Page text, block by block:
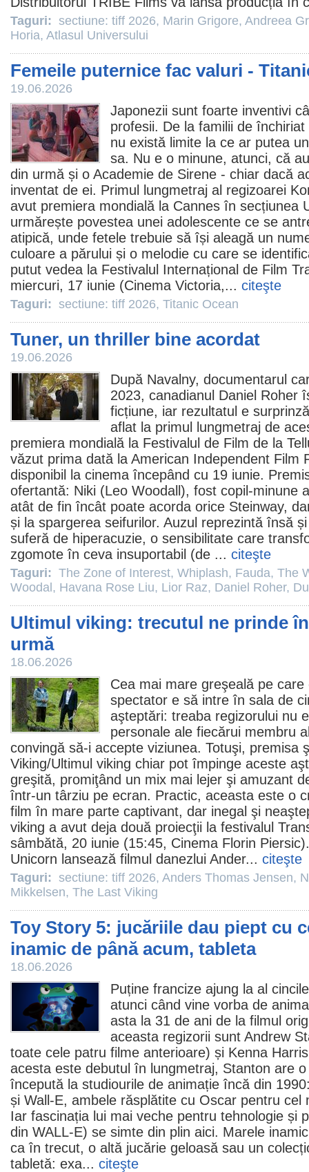
Taguri: sectiune: tiff 2026, Marin Grigore, Andreea
Horia, Atlasul Universului
Femeile puternice fac valuri -
19.06.2026
Japonezii sunt foarte inventivi
profesii. De la familii de
nu există limite la ce ar putea
sa. Nu e o minune, atunci, că
din urmă și o Academie de Sirene - chiar dacă
inventat de ei. Primul lungmetraj al regizoarei
avut premiera mondială la Cannes în secțiunea
urmărește povestea unei adolescente ce se
atipică, unde fetele trebuie să își aleagă un
culoare a părului și o melodie cu care se
putut vedea la Festivalul Internațional de Film
miercuri, 17 iunie (Cinema Victoria,... citeşte
Taguri: sectiune: tiff 2026, Titanic Ocean
Tuner, un thriller bine acordat
19.06.2026
După Navalny, documentarul
2023, canadianul Daniel Roher
ficțiune, iar rezultatul e
aflat la primul lungmetraj de
premiera mondială la Festivalul de Film de la
văzut prima dată la American Independent Film
disponibil la cinema începând cu 19 iunie.
ofertantă: Niki (Leo Woodall), fost copil-minune
atât de fin încât poate acorda orice Steinway,
și la spargerea seifurilor. Auzul reprezintă însă
suferă de hiperacuzie, o sensibilitate care
zgomote în ceva insuportabil (de ... citeşte
Taguri: The Zone of Interest, Whiplash, Fauda, The
Woodal , Havana Rose Liu, Lior Raz, Daniel Roher,
Ultimul viking: trecutul ne prinde
urmă
18.06.2026
Cea mai mare greşeală pe
spectator e să intre în sala de
aşteptări: treaba regizorului nu
personale ale fiecărui membru
convingă să-i accepte viziunea. Totuşi, premisa
Viking/Ultimul viking chiar pot împinge aceste
greşită, promiţând un mix mai lejer şi amuzant
într-un târziu pe ecran. Practic, aceasta este o
film în mare parte captivant, dar inegal şi
viking a avut deja două proiecţii la festivalul
sâmbătă, 20 iunie (15:45, Cinema Florin
Unicorn lansează filmul danezlui Ander... citeşte
Taguri: sectiune: tiff 2026, Anders Thomas Jensen,
Mikkelsen, The Last Viking
Toy Story 5: jucăriile dau piept cu
inamic de până acum, tableta
18.06.2026
Puține francize ajung la al
atunci când vine vorba de
asta la 31 de ani de la filmul
aceasta regizorii sunt Andrew
toate cele patru filme anterioare) și Kenna
acesta este debutul în lungmetraj, Stanton are
începută la studiourile de animație încă din
și Wall-E, ambele răsplătite cu Oscar pentru cel
Iar fascinația lui mai veche pentru tehnologie și
din WALL-E) se simte din plin aici. Marele
ca în trecut, o altă jucărie geloasă sau un
tabletă: exa... citeşte